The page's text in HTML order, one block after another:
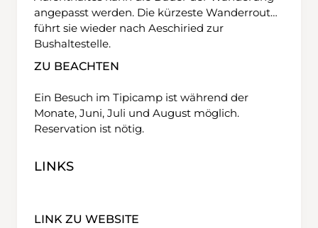
angepasst werden. Die kürzeste Wanderroute
führt sie wieder nach Aeschiried zur
Bushaltestelle.
ZU BEACHTEN
Ein Besuch im Tipicamp ist während der
Monate, Juni, Juli und August möglich.
Reservation ist nötig.
LINKS
LINK ZU WEBSITE